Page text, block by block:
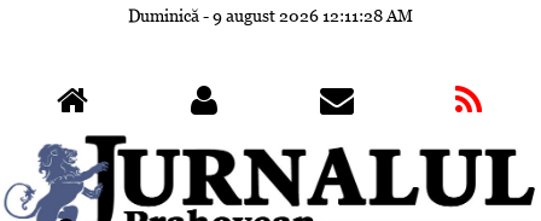
Duminică - 9 august 202612:11:31 AM